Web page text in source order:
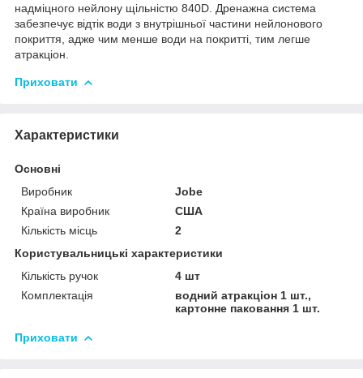
надміцного нейлону щільністю 840D. Дренажна система
забезпечує відтік води з внутрішньої частини нейлонового
покриття, адже чим менше води на покритті, тим легше
атракціон.
Приховати
Характеристики
Основні
Виробник
Jobe
Країна виробник
США
Кількість місць
2
Користувальницькі характеристики
Кількість ручок
4 шт
Комплектація
водний атракціон 1 шт.,
картонне паковання 1 шт.
Приховати